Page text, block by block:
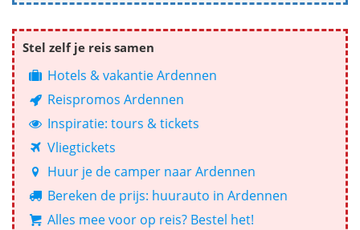
Stel zelf je reis samen
Hotels & vakantie Ardennen
Reispromos Ardennen
Inspiratie: tours & tickets
Vliegtickets
Huur je de camper naar Ardennen
Bereken de prijs: huurauto in Ardennen
Alles mee voor op reis? Bestel het!